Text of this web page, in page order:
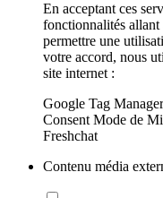
En acceptant ces
fonctionnalités allant
permettre une
votre accord, nous
site internet :
Google Tag
Consent Mode de
Freshchat
Contenu média